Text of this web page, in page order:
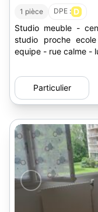
1 pièce DPE : D
Studio meuble -
studio proche
equipe - rue calme -
Particulier